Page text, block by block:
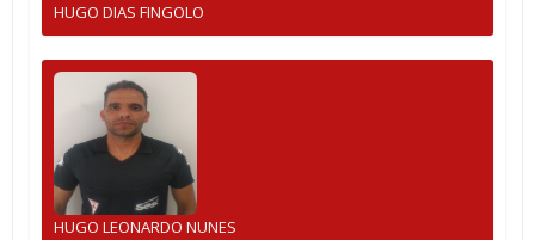
HUGO DIAS FINGOLO
HUGO LEONARDO NUNES